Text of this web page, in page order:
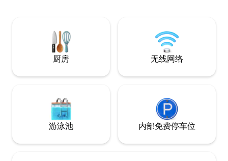
一起满足所有愿望
厨房 无线网络
游泳池 内部免费停车位